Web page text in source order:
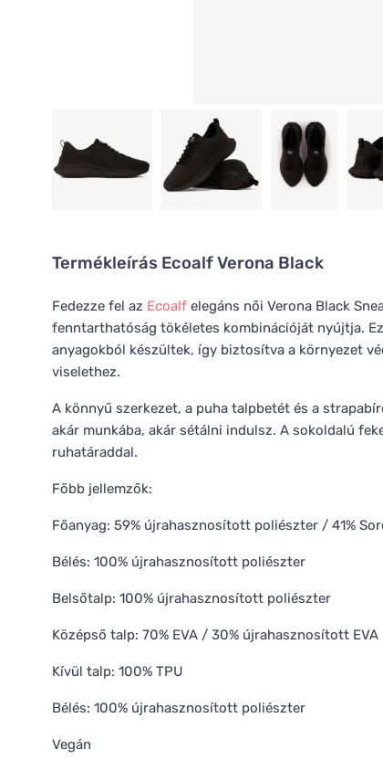
Termékleírás Ecoalf Verona Black
Fedezze fel az Ecoalf elegáns női Verona Black
fenntarthatóság tökéletes kombinációját nyújtja.
anyagokból készültek, így biztosítva a környezet
viselethez.
A könnyű szerkezet, a puha talpbetét és a
akár munkába, akár sétálni indulsz. A sokoldalú
ruhatáraddal.
Főbb jellemzők:
Főanyag: 59% újrahasznosított poliészter / 41%
Bélés: 100% újrahasznosított poliészter
Belsőtalp: 100% újrahasznosított poliészter
Középső talp: 70% EVA / 30% újrahasznosított EVA
Kívül talp: 100% TPU
Bélés: 100% újrahasznosított poliészter
Vegán